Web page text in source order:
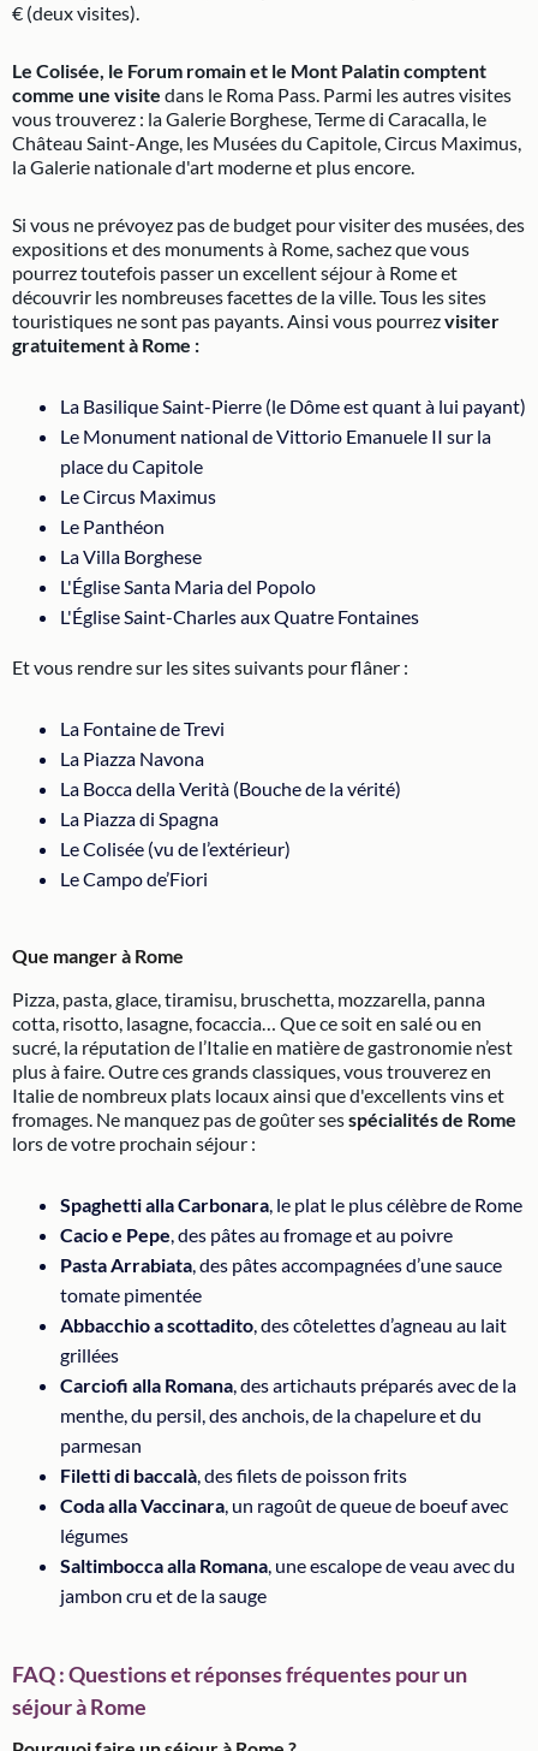
€ (deux visites).
Le Colisée, le Forum romain et le Mont Palatin comptent
comme une visite dans le Roma Pass. Parmi les autres visites
vous trouverez : la Galerie Borghese, Terme di Caracalla, le
Château Saint-Ange, les Musées du Capitole, Circus Maximus,
la Galerie nationale d'art moderne et plus encore.
Si vous ne prévoyez pas de budget pour visiter des musées, des
expositions et des monuments à Rome, sachez que vous
pourrez toutefois passer un excellent séjour à Rome et
découvrir les nombreuses facettes de la ville. Tous les sites
touristiques ne sont pas payants. Ainsi vous pourrezvisiter
gratuitement à Rome :
La Basilique Saint-Pierre (le Dôme est quant à lui payant)
Le Monument national de Vittorio Emanuele II sur la
place du Capitole
Le Circus Maximus
Le Panthéon
La Villa Borghese
L'Église Santa Maria del Popolo
L'Église Saint-Charles aux Quatre Fontaines
Et vous rendre sur les sites suivants pour flâner :
La Fontaine de Trevi
La Piazza Navona
La Bocca della Verità (Bouche de la vérité)
La Piazza di Spagna
Le Colisée (vu de l’extérieur)
Le Campo de’Fiori
Que manger à Rome
Pizza, pasta, glace, tiramisu, bruschetta, mozzarella, panna
cotta, risotto, lasagne, focaccia… Que ce soit en salé ou en
sucré, la réputation de l’Italie en matière de gastronomie n’est
plus à faire. Outre ces grands classiques, vous trouverez en
Italie de nombreux plats locaux ainsi que d'excellents vins et
fromages. Ne manquez pas de goûter sesspécialités de Rome
lors de votre prochain séjour :
Spaghetti alla Carbonara, le plat le plus célèbre de Rome
Cacio e Pepe, des pâtes au fromage et au poivre
Pasta Arrabiata, des pâtes accompagnées d’une sauce
tomate pimentée
Abbacchio a scottadito, des côtelettes d’agneau au lait
grillées
Carciofi alla Romana, des artichauts préparés avec de la
menthe, du persil, des anchois, de la chapelure et du
parmesan
Filetti di baccalà, des filets de poisson frits
Coda alla Vaccinara, un ragoût de queue de boeuf avec
légumes
Saltimbocca alla Romana, une escalope de veau avec du
jambon cru et de la sauge
FAQ : Questions et réponses fréquentes pour un
séjour à Rome